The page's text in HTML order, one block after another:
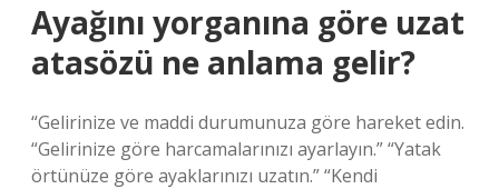
Ayağını yorganına göre uzat
atasözü ne anlama gelir?
“Gelirinize ve maddi durumunuza göre hareket edin.
“Gelirinize göre harcamalarınızı ayarlayın.” “Yatak
örtünüze göre ayaklarınızı uzatın.” “Kendi